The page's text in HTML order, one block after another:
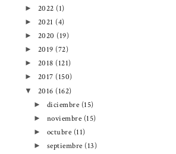
► 2022 (1)
► 2021 (4)
► 2020 (19)
► 2019 (72)
► 2018 (121)
► 2017 (150)
▼ 2016 (162)
► diciembre (15)
► noviembre (15)
► octubre (11)
► septiembre (13)